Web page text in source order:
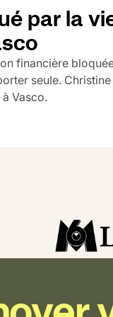
par la
financière
seule.
Vasco.